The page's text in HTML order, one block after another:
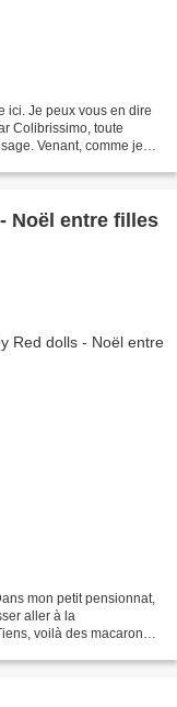
ici. Je peux vous en dire
Colibrissimo, toute
Venant, comme je
Noël entre filles
mon petit pensionnat,
aller à la
voilà des macarons !